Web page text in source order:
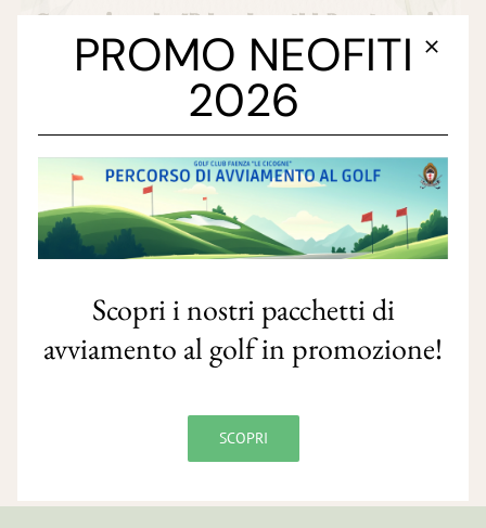
PROMO NEOFITI
2026
Scopri i nostri pacchetti di
avviamento al golf in promozione!
SCOPRI